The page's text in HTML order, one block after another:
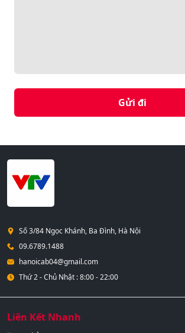
Gửi đi
Số 3/84 Ngọc Khánh, Ba Đình, Hà Nội
09.6789.1488
hanoicab04@gmail.com
Thứ 2 - Chủ Nhật : 8:00 - 22:00
Liên Kết Nhanh